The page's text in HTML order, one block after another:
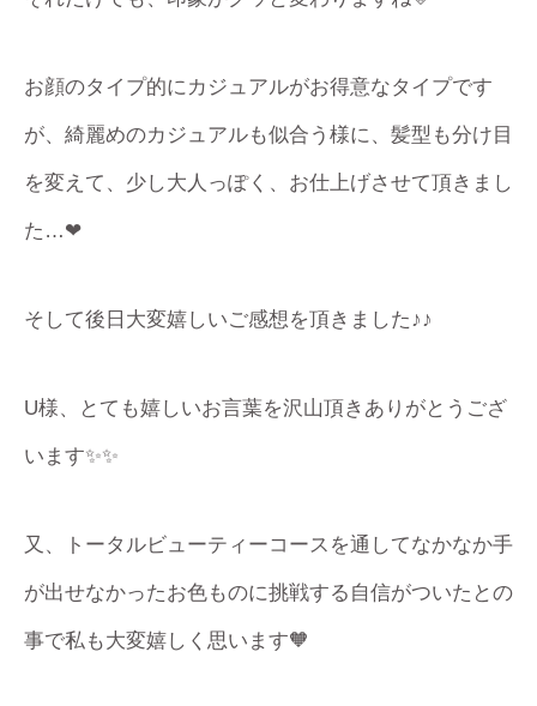
お顔のタイプ的にカジュアルがお得意なタイプです
が、綺麗めのカジュアルも似合う様に、髪型も分け目
を変えて、少し大人っぽく、お仕上げさせて頂きまし
た…❤︎
そして後日大変嬉しいご感想を頂きました♪♪
U様、とても嬉しいお言葉を沢山頂きありがとうござ
います✨✨
又、トータルビューティーコースを通してなかなか手
が出せなかったお色ものに挑戦する自信がついたとの
事で私も大変嬉しく思います🧡